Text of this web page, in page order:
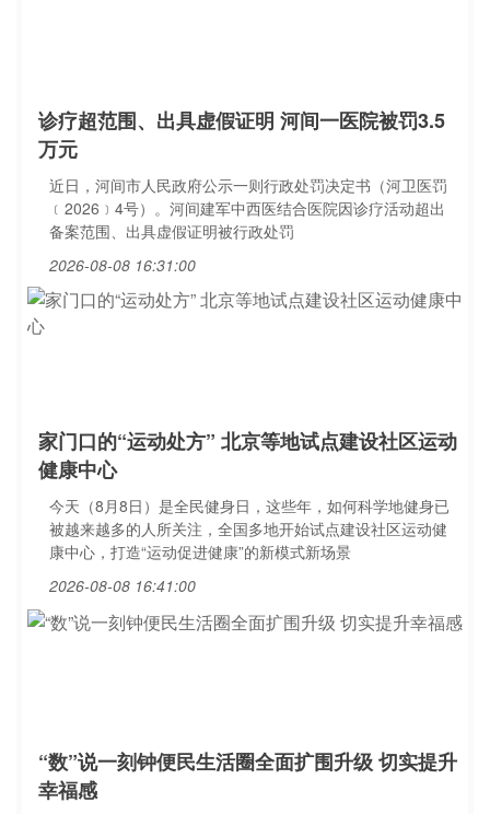
诊疗超范围、出具虚假证明 河间一医院被罚3.5
万元
近日，河间市人民政府公示一则行政处罚决定书（河卫医罚
﹝2026﹞4号）。河间建军中西医结合医院因诊疗活动超出
备案范围、出具虚假证明被行政处罚
2026-08-08 16:31:00
家门口的“运动处方” 北京等地试点建设社区运动
健康中心
今天（8月8日）是全民健身日，这些年，如何科学地健身已
被越来越多的人所关注，全国多地开始试点建设社区运动健
康中心，打造“运动促进健康”的新模式新场景
2026-08-08 16:41:00
“数”说一刻钟便民生活圈全面扩围升级 切实提升
幸福感